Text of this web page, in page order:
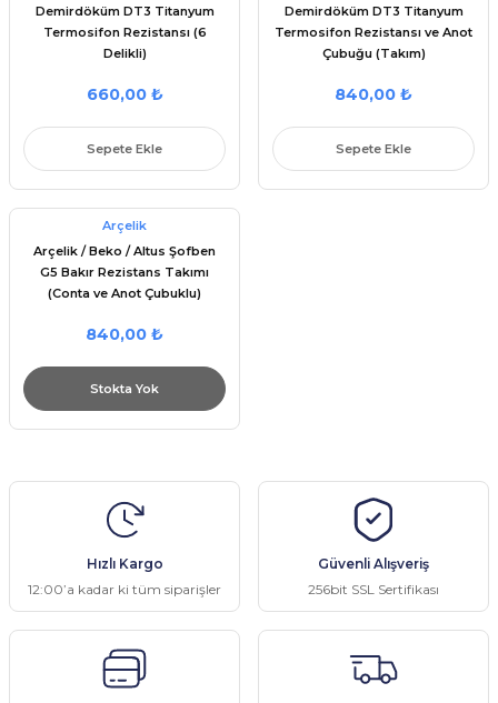
Demirdöküm DT3 Titanyum
Termosifon Rezistansı (6
Delikli)
660,00 ₺
Sepete Ekle
Demirdöküm DT3 Titanyum
Termosifon Rezistansı ve Anot
Çubuğu (Takım)
840,00 ₺
Sepete Ekle
Tükendi
Arçelik
Arçelik / Beko / Altus Şofben
G5 Bakır Rezistans Takımı
(Conta ve Anot Çubuklu)
840,00 ₺
Stokta Yok
Hızlı Kargo
12:00’a kadar ki tüm siparişler
Güvenli Alışveriş
256bit SSL Sertifikası